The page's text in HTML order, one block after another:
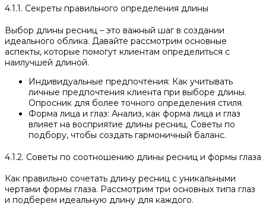
4.1.1. Секреты правильного определения длины
Выбор длины ресниц – это важный шаг в создании
идеального облика. Давайте рассмотрим основные
аспекты, которые помогут клиентам определиться с
наилучшей длиной.
Индивидуальные предпочтения: Как учитывать
личные предпочтения клиента при выборе длины.
Опросник для более точного определения стиля.
Форма лица и глаз: Анализ, как форма лица и глаз
влияет на восприятие длины ресниц. Советы по
подбору, чтобы создать гармоничный баланс.
4.1.2. Советы по соотношению длины ресниц и формы глаза
Как правильно сочетать длину ресниц с уникальными
чертами формы глаза. Рассмотрим три основных типа глаз
и подберем идеальную длину для каждого.